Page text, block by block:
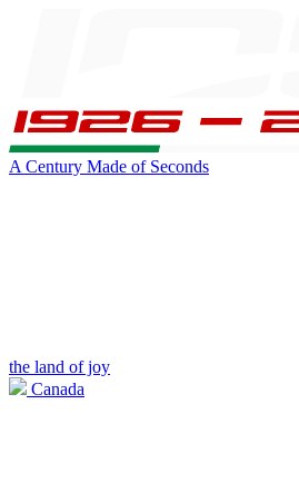
A Century Made of Seconds
the land of joy
Canada